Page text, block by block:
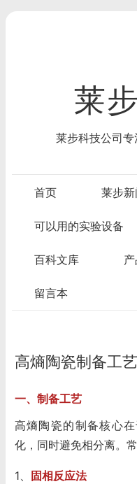
莱
莱步科技公司
首页 莱步新
可以用的实验设备
百科文库
留言本
高熵陶瓷制备工
一、制备工艺
高熵陶瓷的制备核心
化，同时避免相分离。
1、
固相反应法